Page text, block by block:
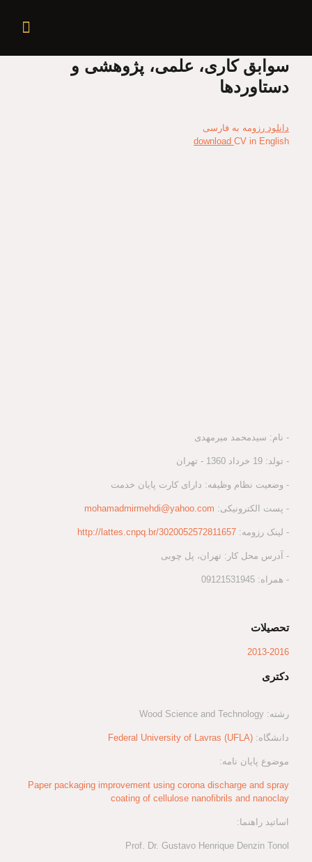
سوابق کاری، علمی، پژوهشی و
دستاوردها
دانلود رزومه به فارسی
download CV in English
- نام: سیدمحمد میرمهدی
- تولد: 19 خرداد 1360 - تهران
- وضعیت نظام وظیفه: دارای کارت پایان خدمت
- پست الکترونیکی: mohamadmirmehdi@yahoo.com
- لینک رزومه: http://lattes.cnpq.br/3020052572811657
- آدرس محل کار: تهران، پل چوبی
- همراه: 09121531945
تحصیلات
2013-2016
دکتری
رشته: Wood Science and Technology
دانشگاه: Federal University of Lavras (UFLA)
موضوع پایان نامه:
Paper packaging improvement using corona discharge and spray
coating of cellulose nanofibrils and nanoclay
اساتید راهنما:
Prof. Dr. Gustavo Henrique Denzin Tonol